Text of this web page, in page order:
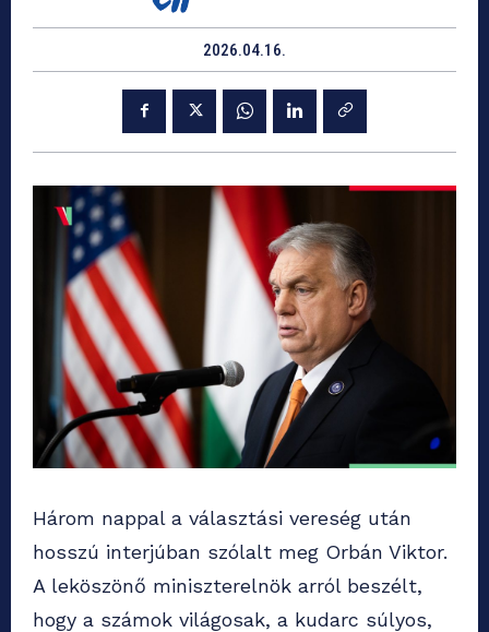
2026.04.16.
Három nappal a választási vereség után
hosszú interjúban szólalt meg Orbán Viktor.
A leköszönő miniszterelnök arról beszélt,
hogy a számok világosak, a kudarc súlyos,